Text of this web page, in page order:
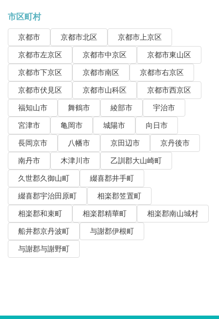
市区町村
京都市 京都市北区
京都市上京区
京都市左京区
京都市中京区
京都市東山区
京都市下京区
京都市南区
京都市右京区
京都市伏見区
京都市山科区
京都市西京区
福知山市
舞鶴市 綾部市
宇治市
宮津市
亀岡市 城陽市
向日市
長岡京市
八幡市 京田辺市
京丹後市
南丹市
木津川市
乙訓郡大山崎町
久世郡久御山町
綴喜郡井手町
綴喜郡宇治田原町
相楽郡笠置町
相楽郡和束町
相楽郡精華町
相楽郡南山城村
船井郡京丹波町
与謝郡伊根町
与謝郡与謝野町